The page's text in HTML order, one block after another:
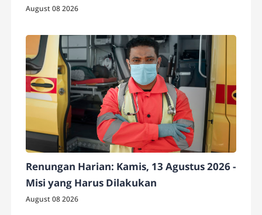
August 08 2026
Renungan Harian: Kamis, 13 Agustus 2026 -
Misi yang Harus Dilakukan
August 08 2026